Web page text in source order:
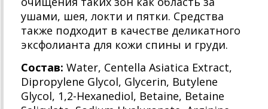
ушами, шея, локти и пятки. Средства
также подходит в качестве деликатного
эксфолианта для кожи спины и груди.
Состав: Water, Centella Asiatica Extract,
Dipropylene Glycol, Glycerin, Butylene
Glycol, 1,2-Hexanediol, Betaine, Betaine